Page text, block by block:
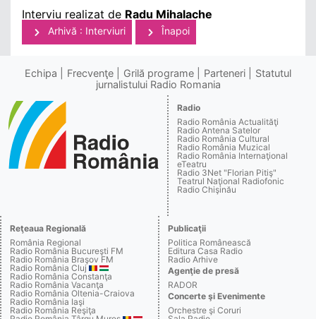
Interviu realizat de Radu Mihalache
Arhivă : Interviuri Înapoi
Echipa Frecvenţe Grilă programe Parteneri
Statutul
jurnalistului Radio Romania
Radio
Radio România Actualităţi
Radio Antena Satelor
Radio România Cultural
Radio România Muzical
Radio România Internaţional
eTeatru
Radio 3Net "Florian Pitiş"
Teatrul Naţional Radiofonic
Radio Chişinău
Reţeaua Regională
România Regional
Radio România Bucureşti FM
Radio România Braşov FM
Radio România Cluj
Radio România Constanţa
Radio România Vacanţa
Radio România Oltenia-Craiova
Radio România Iaşi
Radio România Reşiţa
Publicaţii
Politica Românească
Editura Casa Radio
Radio Arhive
Agenţie de presă
RADOR
Concerte şi Evenimente
Orchestre şi Coruri